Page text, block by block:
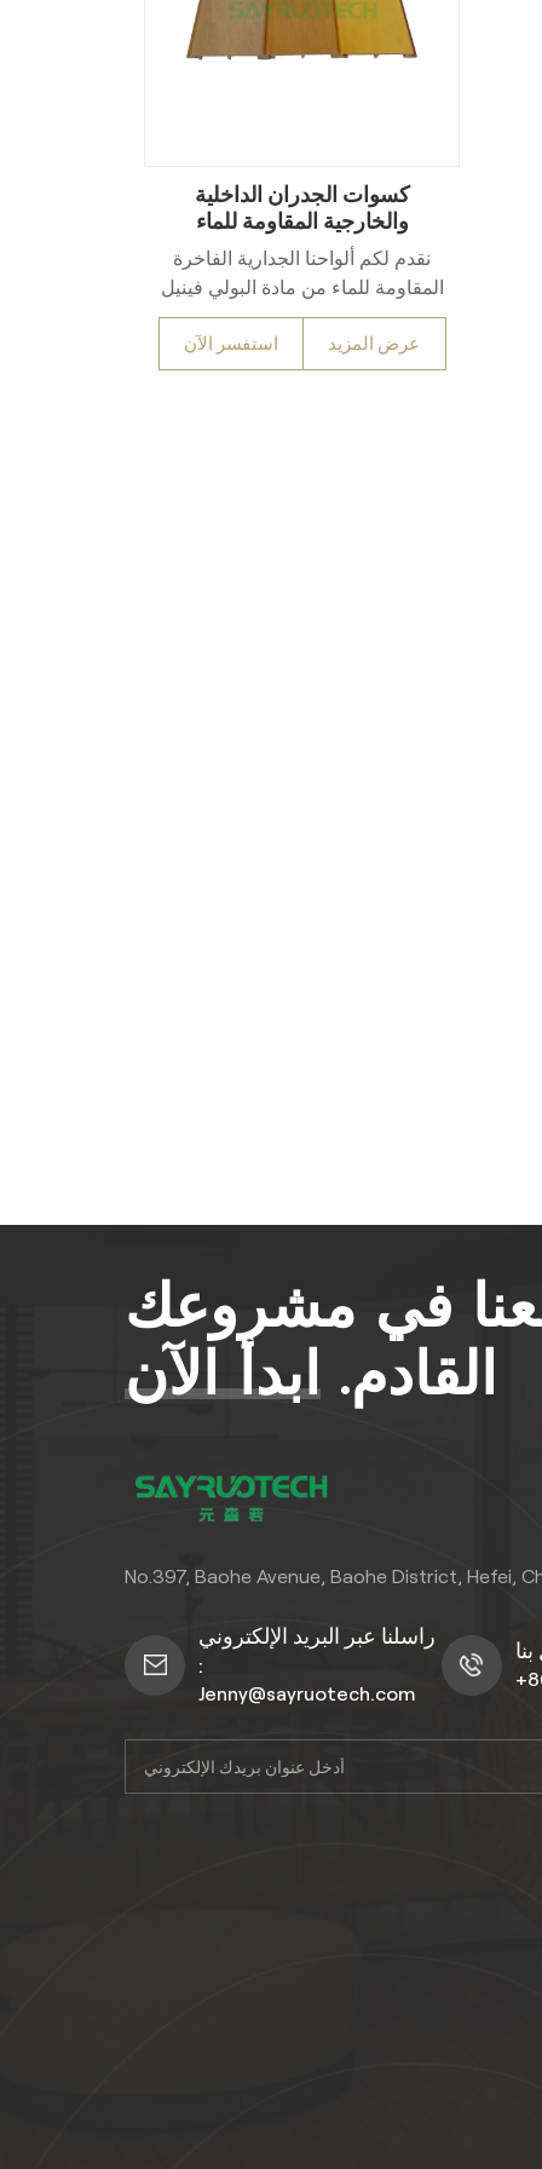
للتخصيص، وتتوافق مع المعايير
الدولية، مما يوفر أداءً موثوقًا به
وطويل الأمد للاستخدام التجاري
كسوات الجدران الداخلية
والخارجية المقاومة للماء
المصنوعة من مادة البولي فينيل
كلوريد
نقدم لكم ألواحنا الجدارية الفاخرة
المقاومة للماء من مادة البولي فينيل
كلوريد (PVC)، المصممة بخبرة
لتتحمل حتى أصعب البيئات بمرونة لا
مثيل لها. تتميز هذه الألواح الرائعة،
استفسر الآن عرض المزيد
في مشروعك
القادم. ابدأ الآن
No.397, Baohe Avenue, Baohe District, Hefei,
راسلنا عبر البريد الإلكتروني
:
Jenny@sayruotech.com